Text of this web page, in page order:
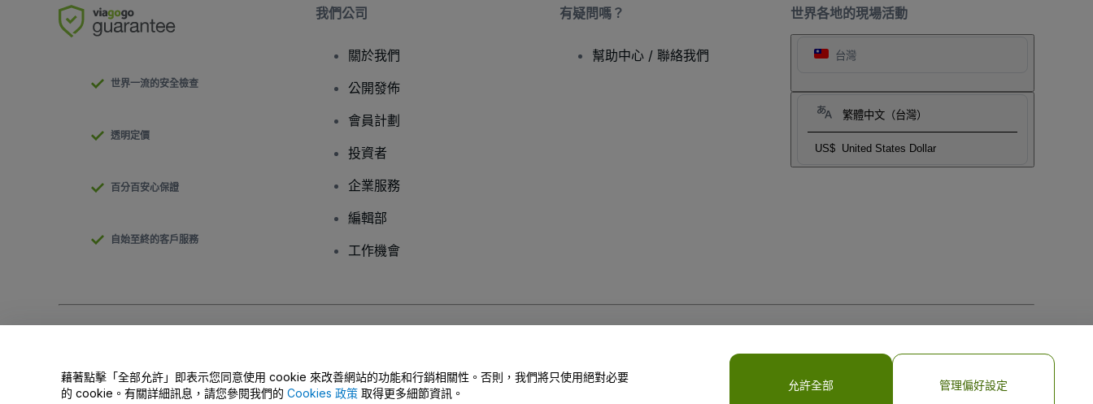
世界各地的現場活動
台灣
繁體中文（台灣）
US$ United States Dollar
世界一流的安全檢查
透明定價
百分百安心保證
自始至終的客戶服務
我們公司
關於我們
公開發佈
會員計劃
投資者
企業服務
編輯部
工作機會
有疑問嗎？
幫助中心 / 聯絡我們
請勿分享我的個人資訊/您的隱私權選擇
藉著點擊「全部允許」即表示您同意使用 cookie 來改善網站的功能和行銷相關性。否則，我們將只使用絕對必要
的 cookie。有關詳細訊息，請您參閱我們的 Cookies 政策 取得更多細節資訊。
允許全部 管理偏好設定